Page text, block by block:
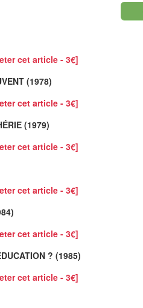
cet article - 3€]
(1978)
cet article - 3€]
(1979)
cet article - 3€]
cet article - 3€]
cet article - 3€]
? (1985)
cet article - 3€]